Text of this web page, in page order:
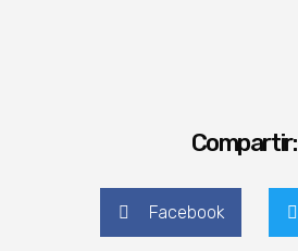
Compartir:
Facebook